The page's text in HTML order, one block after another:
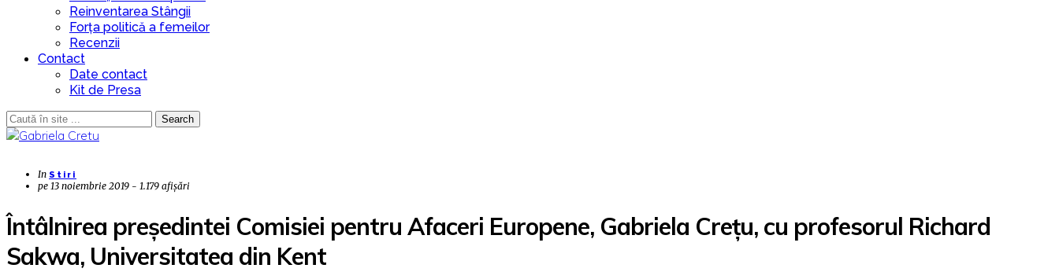
Reinventarea Stângii
Forța politică a femeilor
Recenzii
Contact
Date contact
Kit de Presa
Search
In Stiri
pe 13 noiembrie 2019 - 1.179 afișări
Întâlnirea președintei Comisiei pentru Afaceri Europene, Gabriela Crețu, cu profesorul Richard
Sakwa, Universitatea din Kent